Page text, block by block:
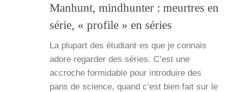
Manhunt, mindhunter : meurtres en
série, « profile » en séries
La plu­part des étudiant·es que je connais
adore regar­der des séries. C’est une
accroche for­mi­dable pour intro­duire des
pans de science, quand c’est bien fait sur le